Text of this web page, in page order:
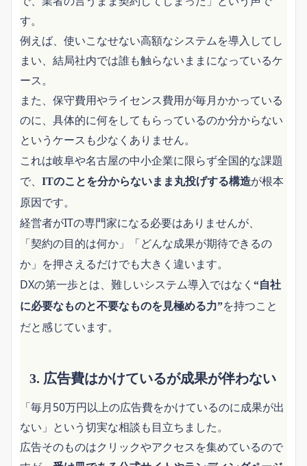
す。
例えば、使いこなせない高額なシステムを導入してし
まい、結局社内では誰も触らないままになっているケ
ース。
また、保守費用やライセンス費用が毎月かかっている
のに、具体的に何をしてもらっているのか分からない
というケースも少なくありません。
これは岐阜や名古屋の中小企業に限らず全国的な課題
で、
ITのことを分からないまま丸投げする構造が根本
原因です。
経営者がITの専門家になる必要はありませんが、
「契約の目的は何か」「どんな成果が期待できるの
か」を押さえるだけでも大きく違います。
DXの第一歩とは、難しいシステム導入ではなく “自社
に必要なものと不要なものを見極める力”を持つこと
だと感じています。
3. 広告費はかけているが成果が伴わない
「毎月50万円以上の広告費をかけているのに成果が出
ない」という切実な相談も目立ちました。
広告そのものはクリックやアクセスを集めているので